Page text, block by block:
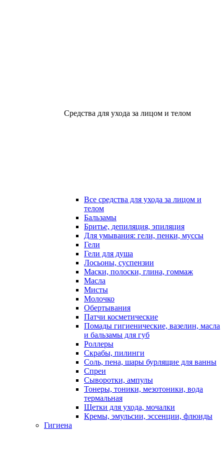
Средства для ухода за лицом и телом
Все средства для ухода за лицом и
телом
Бальзамы
Бритье, депиляция, эпиляция
Для умывания: гели, пенки, муссы
Гели
Гели для душа
Лосьоны, суспензии
Маски, полоски, глина, гоммаж
Масла
Мисты
Молочко
Обертывания
Патчи косметические
Помады гигиенические, вазелин, масла
и бальзамы для губ
Роллеры
Скрабы, пилинги
Соль, пена, шары бурлящие для ванны
Спреи
Сыворотки, ампулы
Тонеры, тоники, мезотоники, вода
термальная
Щетки для ухода, мочалки
Кремы, эмульсии, эссенции, флюиды
Гигиена